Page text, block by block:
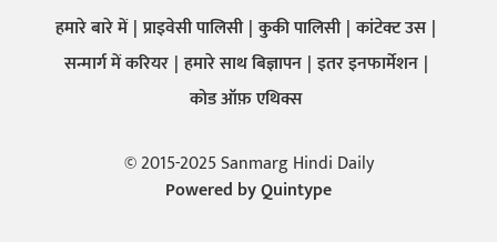
हमारे बारे में प्राइवेसी पालिसी कुकी पालिसी कांटेक्ट उस
सन्मार्ग में करियर हमारे साथ बिज्ञापन इतर इनफार्मेशन
कोड ऑफ़ एथिक्स
© 2015-2025 Sanmarg Hindi Daily
Powered byQuintype